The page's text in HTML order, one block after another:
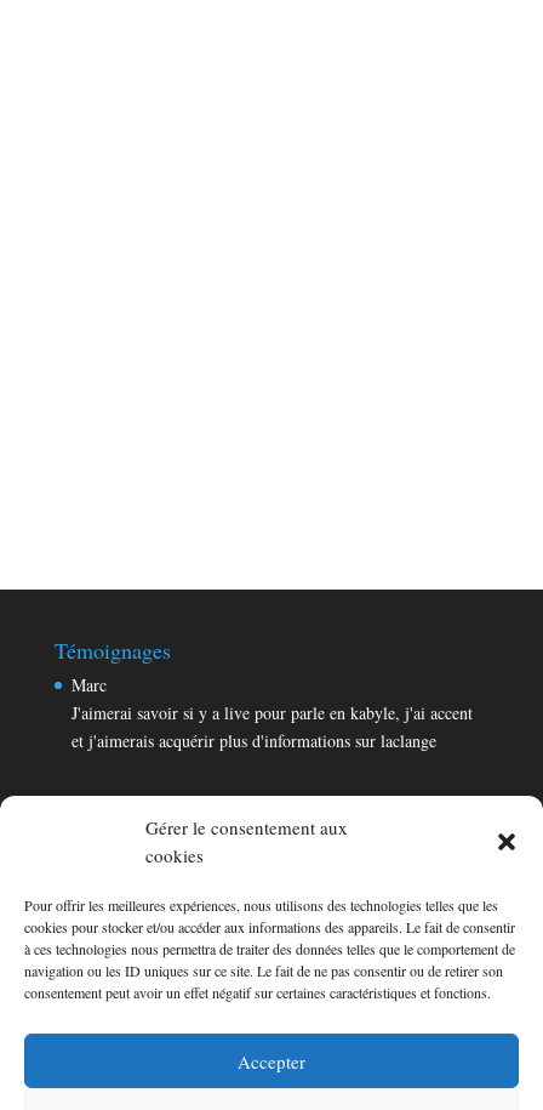
Gérer le consentement aux
cookies
Pour offrir les meilleures expériences, nous utilisons des technologies telles que les
cookies pour stocker et/ou accéder aux informations des appareils. Le fait de consentir
à ces technologies nous permettra de traiter des données telles que le comportement de
navigation ou les ID uniques sur ce site. Le fait de ne pas consentir ou de retirer son
consentement peut avoir un effet négatif sur certaines caractéristiques et fonctions.
Accepter
Témoignages
Marc
J'aimerai savoir si y a live pour parle en kabyle, j'ai accent
et j'aimerais acquérir plus d'informations sur laclange
Témoignages
Marc
J'aimerai savoir si y a live pour parle en kabyle, j'ai accent
et j'aimerais acquérir plus d'informations sur laclange
Consultez les témoignages